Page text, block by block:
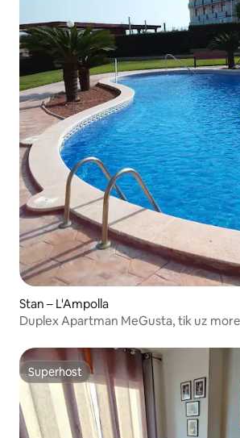
Stan – L'Ampolla
Duplex Apartman MeGusta, tik uz more
Superhost
Superhost